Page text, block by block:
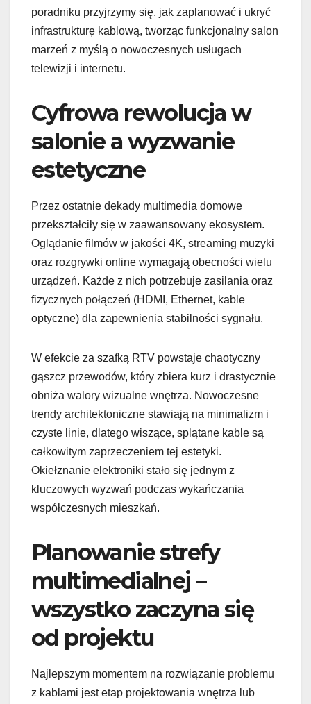
poradniku przyjrzymy się, jak zaplanować i ukryć
infrastrukturę kablową, tworząc funkcjonalny salon
marzeń z myślą o nowoczesnych usługach
telewizji i internetu.
Cyfrowa rewolucja w
salonie a wyzwanie
estetyczne
Przez ostatnie dekady multimedia domowe
przekształciły się w zaawansowany ekosystem.
Oglądanie filmów w jakości 4K, streaming muzyki
oraz rozgrywki online wymagają obecności wielu
urządzeń. Każde z nich potrzebuje zasilania oraz
fizycznych połączeń (HDMI, Ethernet, kable
optyczne) dla zapewnienia stabilności sygnału.
W efekcie za szafką RTV powstaje chaotyczny
gąszcz przewodów, który zbiera kurz i drastycznie
obniża walory wizualne wnętrza. Nowoczesne
trendy architektoniczne stawiają na minimalizm i
czyste linie, dlatego wiszące, splątane kable są
całkowitym zaprzeczeniem tej estetyki.
Okiełznanie elektroniki stało się jednym z
kluczowych wyzwań podczas wykańczania
współczesnych mieszkań.
Planowanie strefy
multimedialnej –
wszystko zaczyna się
od projektu
Najlepszym momentem na rozwiązanie problemu
z kablami jest etap projektowania wnętrza lub